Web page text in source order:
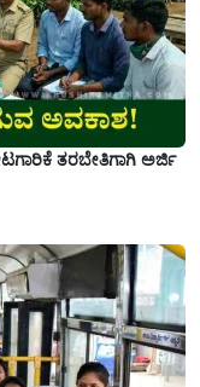
ತರಬೇತಿಗಾಗಿ ಅರ್ಜಿ